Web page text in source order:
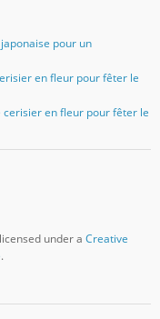
pour un
en fleur pour fêter le
cerisier en fleur pour fêter le
under a Creative
.